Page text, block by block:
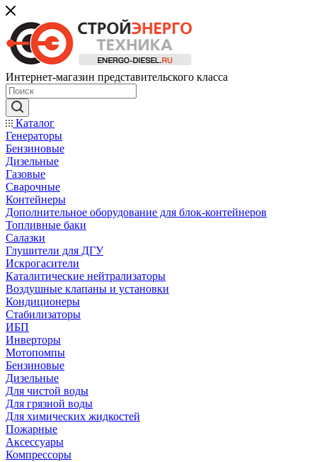
Интернет-магазин представительского класса
Каталог
Генераторы
Бензиновые
Дизельные
Газовые
Сварочные
Контейнеры
Дополнительное оборудование для блок-контейнеров
Топливные баки
Салазки
Глушители для ДГУ
Искрогасители
Каталитические нейтрализаторы
Воздушные клапаны и установки
Кондиционеры
Стабилизаторы
ИБП
Инверторы
Мотопомпы
Бензиновые
Дизельные
Для чистой воды
Для грязной воды
Для химических жидкостей
Пожарные
Аксессуары
Компрессоры